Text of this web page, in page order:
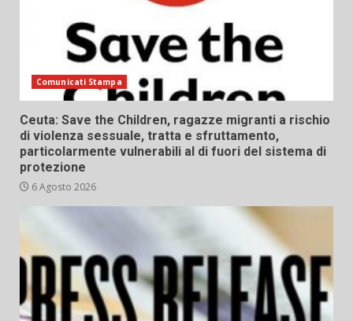
Comunicati Stampa
Ceuta: Save the Children, ragazze migranti a rischio
di violenza sessuale, tratta e sfruttamento,
particolarmente vulnerabili al di fuori del sistema di
protezione
6 Agosto 2026